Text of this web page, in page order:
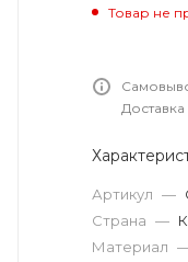
Товар не
Артикул —
Страна —
Материал